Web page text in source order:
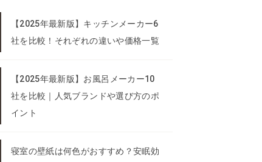
【2025年最新版】キッチンメーカー6
社を比較！それぞれの違いや価格一覧
【2025年最新版】お風呂メーカー10
社を比較｜人気ブランドや選び方のポ
イント
寝室の壁紙は何色がおすすめ？安眠効